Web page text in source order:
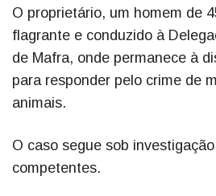
O proprietário, um homem de
flagrante e conduzido à
de Mafra, onde permanece à
para responder pelo crime de
animais.
O caso segue sob
competentes.